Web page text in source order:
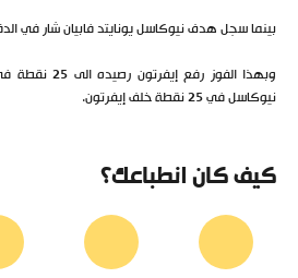
بينما سجل هدف نيوكاسل يونايتد فابيان شار في
نيوكاسل في 25 نقطة خلف إيفرتون.
كيف كان انطباعك؟